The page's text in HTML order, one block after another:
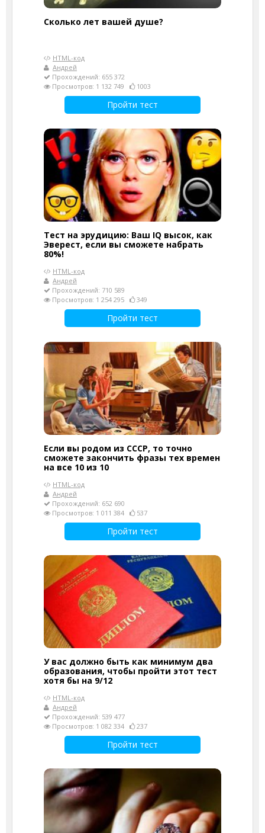
Cколько лет вашей душе?
HTML-код
Андрей
Прохождений: 655 372
Просмотров: 1 132 749
1003
Пройти тест
Тест на эрудицию: Ваш IQ высок, как
Эверест, если вы сможете набрать
80%!
HTML-код
Андрей
Прохождений: 710 589
Просмотров: 1 254 295
349
Пройти тест
Если вы родом из СССР, то точно
сможете закончить фразы тех времен
на все 10 из 10
HTML-код
Андрей
Прохождений: 652 690
Просмотров: 1 011 384
537
Пройти тест
У вас должно быть как минимум два
образования, чтобы пройти этот тест
хотя бы на 9/12
HTML-код
Андрей
Прохождений: 539 477
Просмотров: 1 082 334
237
Пройти тест